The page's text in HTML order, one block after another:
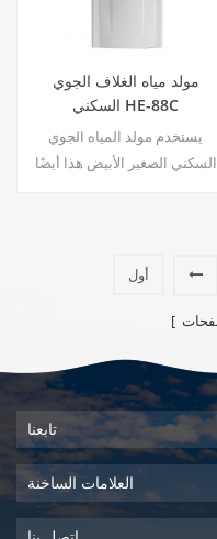
مولد مياه الغلاف الجوي
السكني HE-88C
يستخدم مولد المياه الجوي
السكني الصغير الأبيض هذا أيضًا
أول
تابعنا
العلامات الساخنة